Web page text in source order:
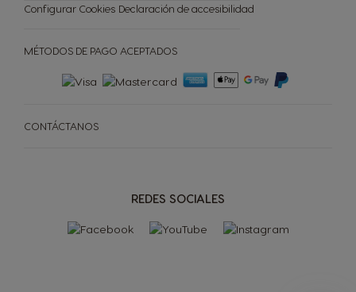
REDES SOCIALES
MÉTODOS DE PAGO ACEPTADOS
CONTÁCTANOS
Configurar Cookies Declaración de accesibilidad